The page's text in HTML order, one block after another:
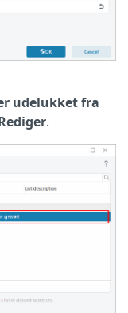
udelukket fra
.